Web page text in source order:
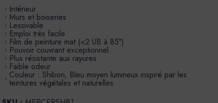
Intérieur
Murs et boiseries
Lessivable
Emploi très facile
Film de peinture mat (<2 UB à 85°)
Pouvoir couvrant exceptionnel
Plus résistante aux rayures
Faible odeur
Couleur : Shibori, Bleu moyen lumineux inspiré par les
teintures végétales et naturelles.